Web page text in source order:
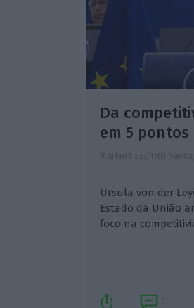
Da
em 5 pontos
Mariana Espírito Santo,
Ursula von der
Estado da União
foco na